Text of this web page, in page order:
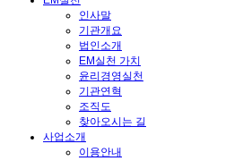
인사말
기관개요
법인소개
EM실천 가치
윤리경영실천
기관연혁
조직도
찾아오시는 길
사업소개
이용안내